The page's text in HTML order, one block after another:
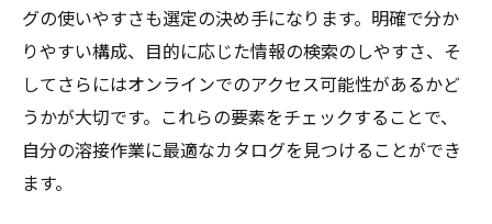
最新溶接技術に対応するカタログの見極め方
最新技術を反映したカタログ選びの重要性
技術革新に応じたカタログ更新のポイント
新技術を採用したカタログの特長
未来志向の溶接カタログの選び方
グの使いやすさも選定の決め手になります。明確で分か
りやすい構成、目的に応じた情報の検索のしやすさ、そ
してさらにはオンラインでのアクセス可能性があるかど
うかが大切です。これらの要素をチェックすることで、
自分の溶接作業に最適なカタログを見つけることができ
ます。